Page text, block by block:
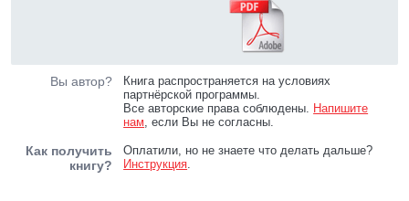
Вы автор?
Книга распространяется на условиях
партнёрской программы.
Все авторские права соблюдены. Напишите
нам, если Вы не согласны.
Как получить
книгу?
Оплатили, но не знаете что делать дальше?
Инструкция.